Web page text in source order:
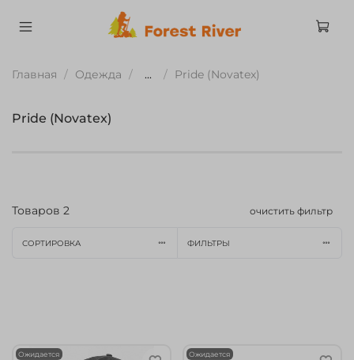
Главная Одежда ... Pride (Novatex)
Pride (Novatex)
Товаров 2 очистить фильтр
СОРТИРОВКА ФИЛЬТРЫ
Ожидается Ожидается